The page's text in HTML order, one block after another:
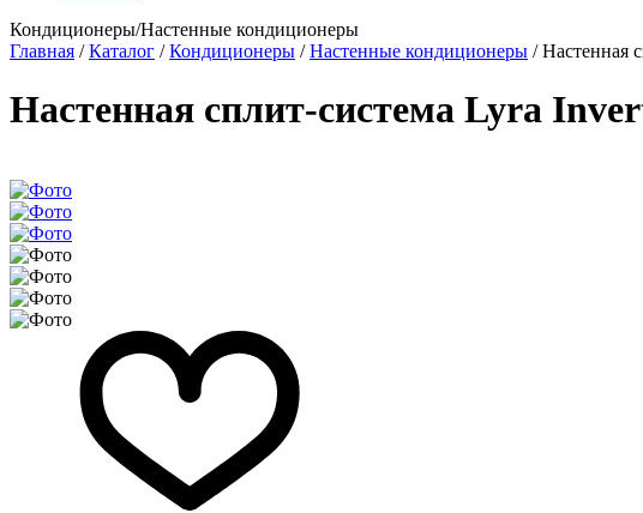
Кондиционеры/Настенные кондиционеры
Главная /Каталог /Кондиционеры /Настенные кондиционеры /Настенная
Настенная сплит-система Lyra